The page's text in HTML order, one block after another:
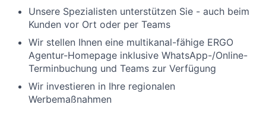
Unsere Spezialisten unterstützen Sie - auch beim
Kunden vor Ort oder per Teams
Wir stellen Ihnen eine multikanal-fähige ERGO
Agentur-Homepage inklusive WhatsApp-/Online-
Terminbuchung und Teams zur Verfügung
Wir investieren in Ihre regionalen
Werbemaßnahmen